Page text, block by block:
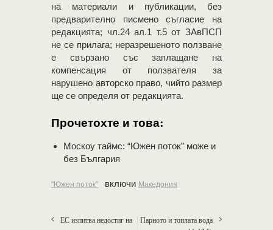
на материали и публикации, без
предварително писмено съгласие на
редакцията; чл.24 ал.1 т.5 от ЗАвПСП
не се прилага; неразрешеното ползване
е свързано със заплащане на
компенсация от ползвателя за
нарушено авторско право, чийто размер
ще се определя от редакцията.
Прочетохте и това:
Москоу таймс: “Южен поток” може и
без България
"Южен поток" включи Македония
ЕС изпитва недостиг на
Парното и топлата вода